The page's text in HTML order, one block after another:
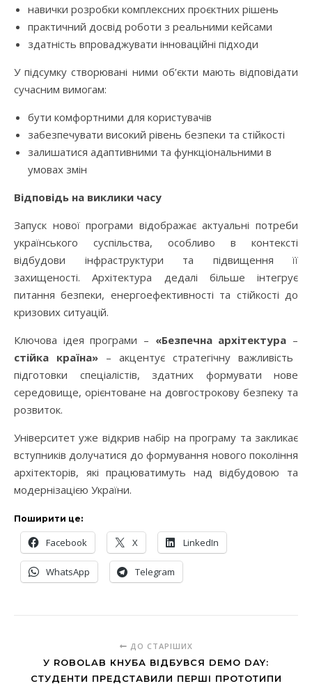
навички розробки комплексних проєктних рішень
практичний досвід роботи з реальними кейсами
здатність впроваджувати інноваційні підходи
У підсумку створювані ними об’єкти мають відповідати
сучасним вимогам:
бути комфортними для користувачів
забезпечувати високий рівень безпеки та стійкості
залишатися адаптивними та функціональними в
умовах змін
Відповідь на виклики часу
Запуск нової програми відображає актуальні потреби
українського суспільства, особливо в контексті
відбудови інфраструктури та підвищення її
захищеності. Архітектура дедалі більше інтегрує
питання безпеки, енергоефективності та стійкості до
кризових ситуацій.
Ключова ідея програми – «Безпечна архітектура –
стійка країна» – акцентує стратегічну важливість
підготовки спеціалістів, здатних формувати нове
середовище, орієнтоване на довгострокову безпеку та
розвиток.
Університет уже відкрив набір на програму та закликає
вступників долучатися до формування нового покоління
архітекторів, які працюватимуть над відбудовою та
модернізацією України.
Поширити це:
Facebook X LinkedIn
WhatsApp Telegram
ДО СТАРІШИХ
У ROBOLAB КНУБА ВІДБУВСЯ DEMO DAY:
СТУДЕНТИ ПРЕДСТАВИЛИ ПЕРШІ ПРОТОТИПИ